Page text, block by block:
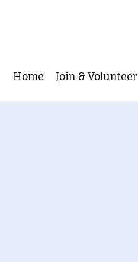
Home Join & Volunteer